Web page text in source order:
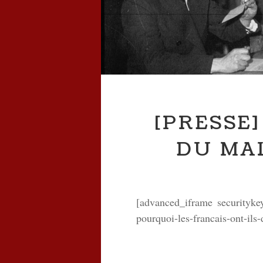
DU
[advanced_iframe
pourquoi-les-francais-ont-